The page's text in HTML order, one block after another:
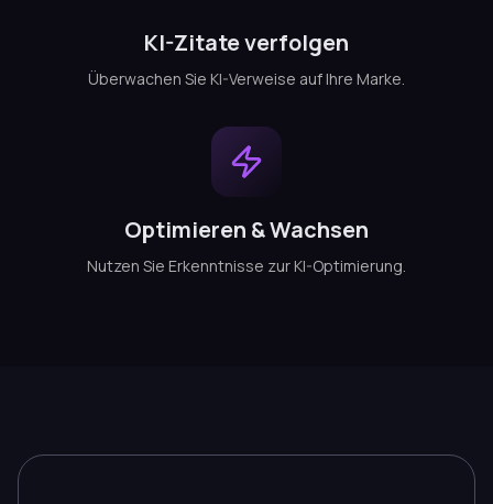
KI-Zitate verfolgen
Überwachen Sie KI-Verweise auf Ihre Marke.
Optimieren & Wachsen
Nutzen Sie Erkenntnisse zur KI-Optimierung.